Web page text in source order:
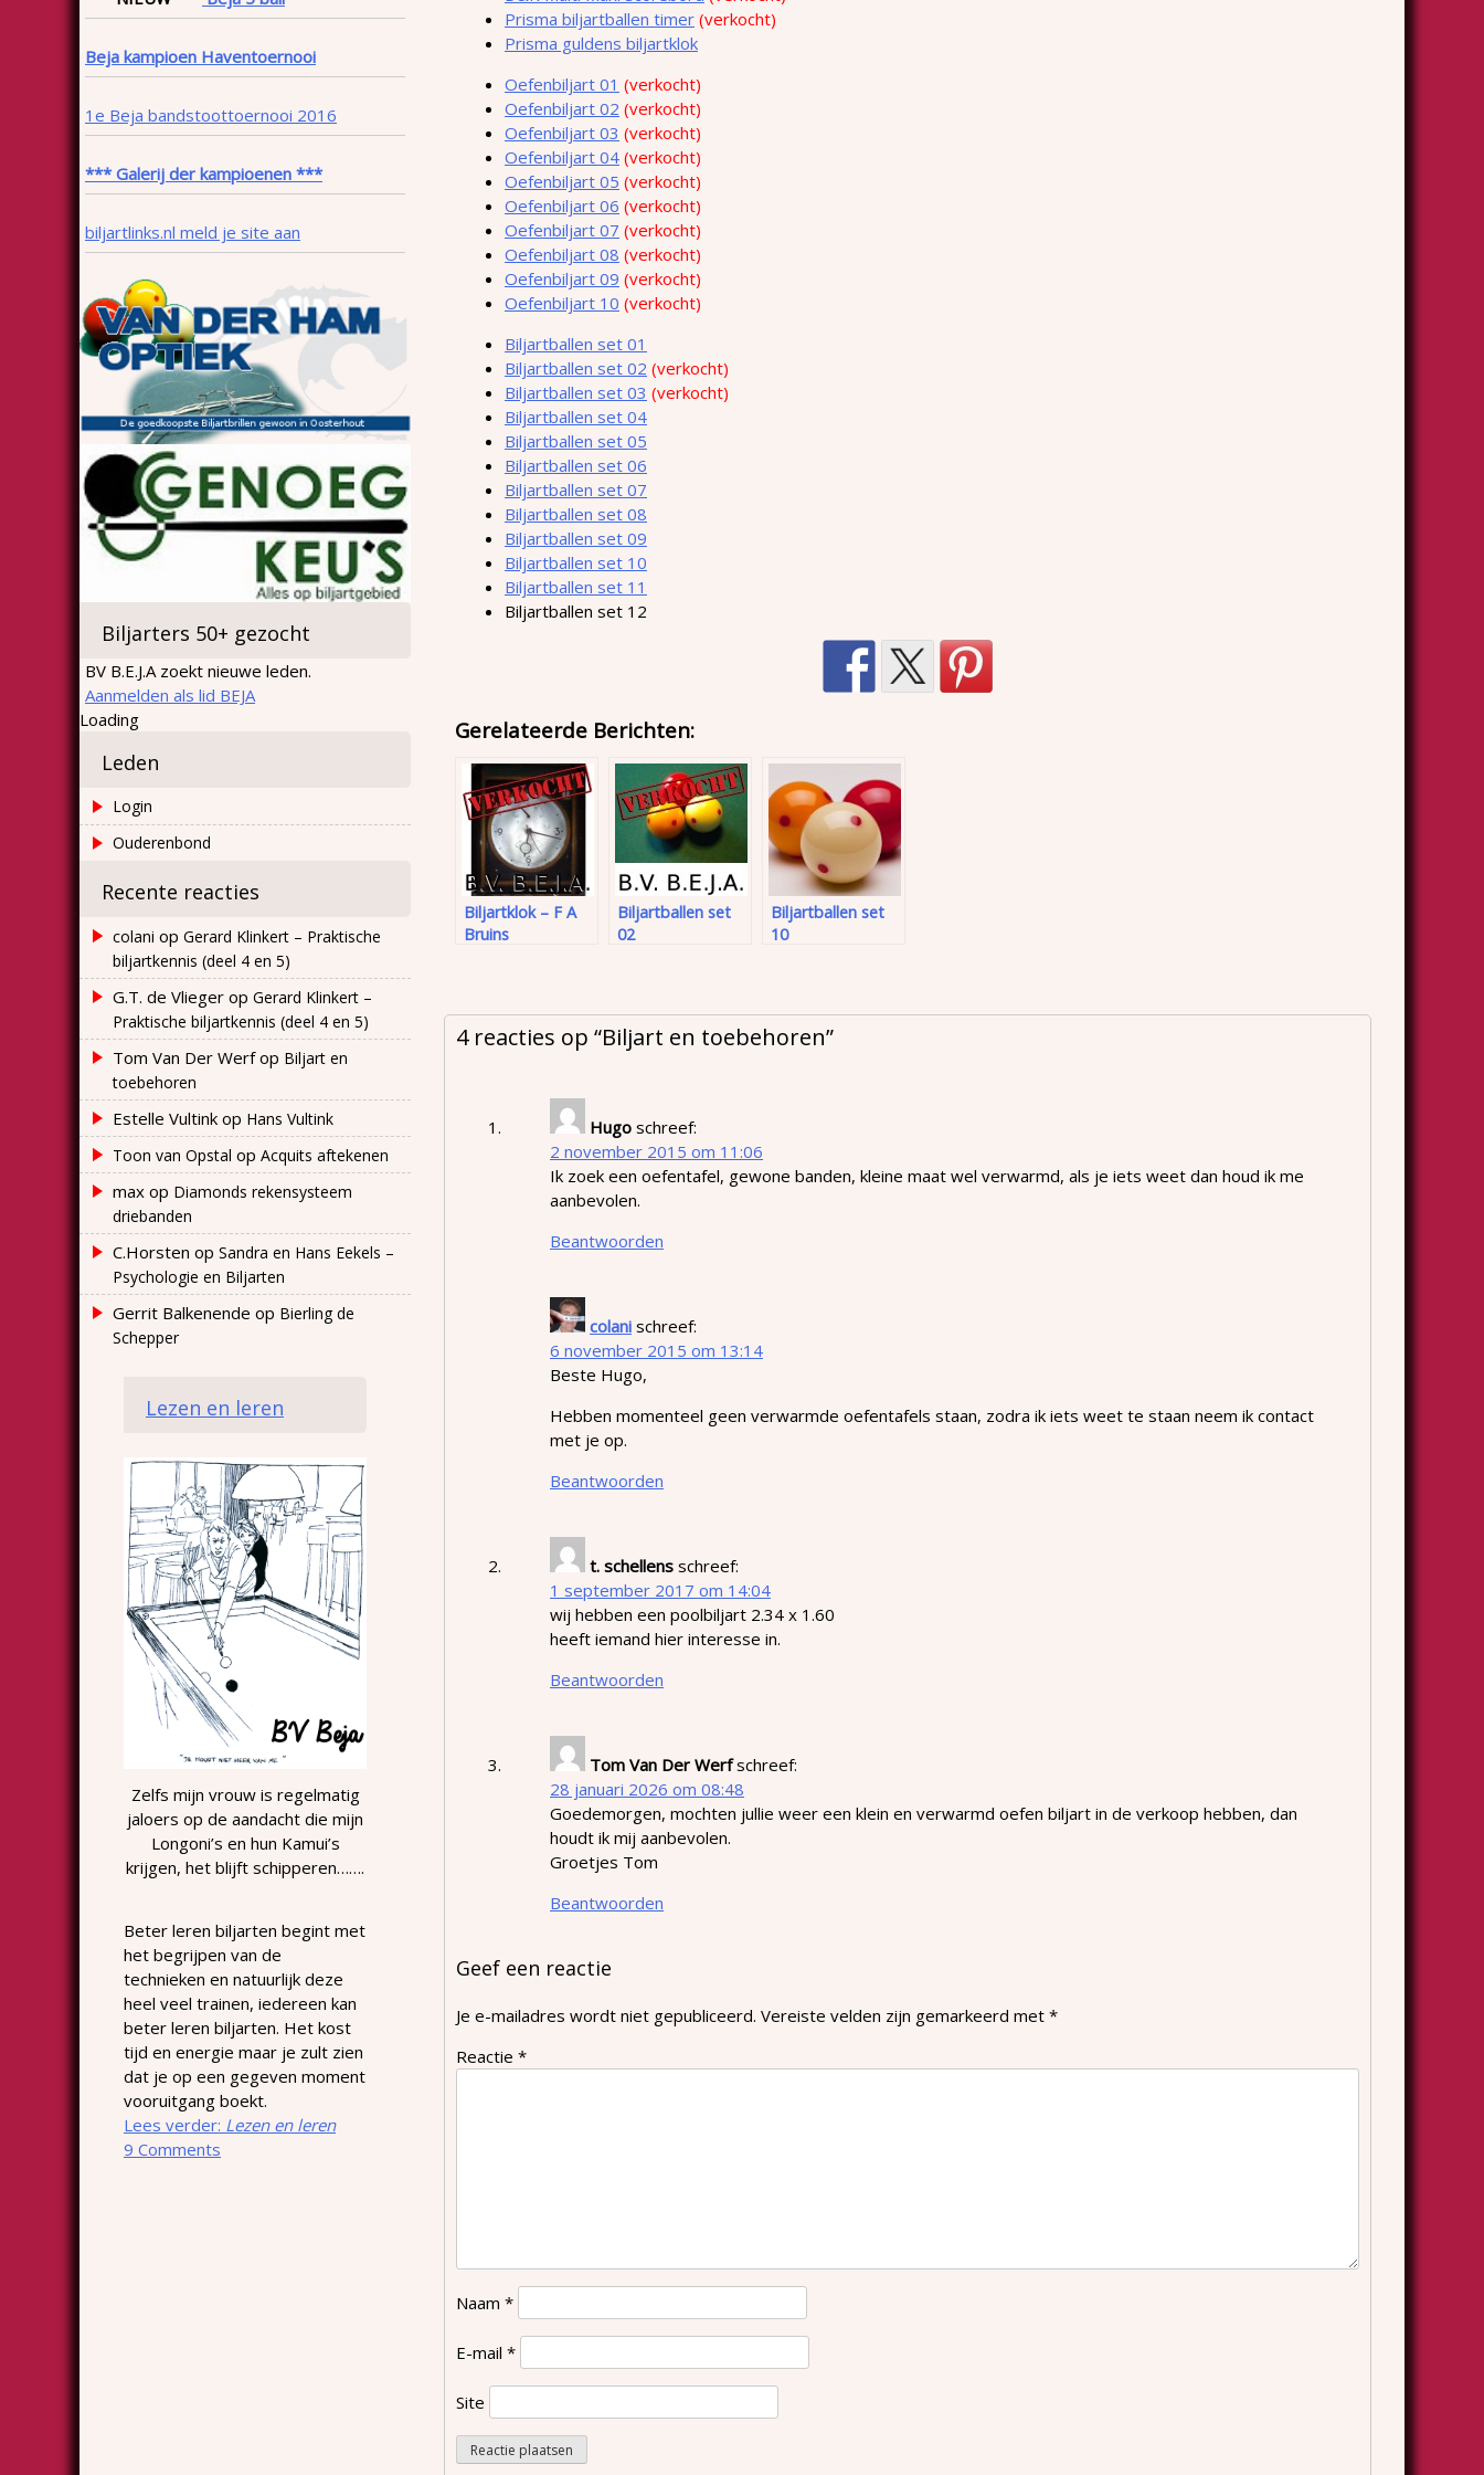
Prisma biljartballen timer (verkocht)
Prisma guldens biljartklok
Oefenbiljart 01 (verkocht)
Oefenbiljart 02 (verkocht)
Oefenbiljart 03 (verkocht)
Oefenbiljart 04 (verkocht)
Oefenbiljart 05 (verkocht)
Oefenbiljart 06 (verkocht)
Oefenbiljart 07 (verkocht)
Oefenbiljart 08 (verkocht)
Oefenbiljart 09 (verkocht)
Oefenbiljart 10 (verkocht)
Biljartballen set 01
Biljartballen set 02 (verkocht)
Biljartballen set 03 (verkocht)
Biljartballen set 04
Biljartballen set 05
Biljartballen set 06
Biljartballen set 07
Biljartballen set 08
Biljartballen set 09
Biljartballen set 10
Biljartballen set 11
Biljartballen set 12
Gerelateerde Berichten:
Biljartklok – F A
Bruins
Biljartballen set
02
Biljartballen set
10
4 reacties op “Biljart en toebehoren”
Hugo schreef:
2 november 2015 om 11:06
Ik zoek een oefentafel, gewone banden, kleine maat wel verwarmd, als je iets weet dan houd ik me
aanbevolen.
Beantwoorden
colani schreef:
6 november 2015 om 13:14
Beste Hugo,
Hebben momenteel geen verwarmde oefentafels staan, zodra ik iets weet te staan neem ik contact
met je op.
Beantwoorden
t. schellens schreef:
1 september 2017 om 14:04
wij hebben een poolbiljart 2.34 x 1.60
heeft iemand hier interesse in.
Beantwoorden
Tom Van Der Werf schreef:
28 januari 2026 om 08:48
Goedemorgen, mochten jullie weer een klein en verwarmd oefen biljart in de verkoop hebben, dan
houdt ik mij aanbevolen.
Groetjes Tom
Beantwoorden
Geef een reactie
Je e-mailadres wordt niet gepubliceerd. Vereiste velden zijn gemarkeerd met *
Reactie *
Naam *
E-mail *
Site
Beja kampioen Haventoernooi
1e Beja bandstoottoernooi 2016
*** Galerij der kampioenen ***
biljartlinks.nl meld je site aan
Biljarters 50+ gezocht
BV B.E.J.A zoekt nieuwe leden.
Aanmelden als lid BEJA
Loading
Leden
Login
Ouderenbond
Recente reacties
colani op Gerard Klinkert – Praktische
biljartkennis (deel 4 en 5)
G.T. de Vlieger op Gerard Klinkert –
Praktische biljartkennis (deel 4 en 5)
Tom Van Der Werfop Biljart en
toebehoren
Estelle Vultink op Hans Vultink
Toon van Opstal op Acquits aftekenen
max op Diamonds rekensysteem
driebanden
C.Horsten op Sandra en Hans Eekels –
Psychologie en Biljarten
Gerrit Balkenende op Bierling de
Schepper
Lezen en leren
Zelfs mijn vrouw is regelmatig
jaloers op de aandacht die mijn
Longoni’s en hun Kamui’s
krijgen, het blijft schipperen…….
Beter leren biljarten begint met
het begrijpen van de
technieken en natuurlijk deze
heel veel trainen, iedereen kan
beter leren biljarten. Het kost
tijd en energie maar je zult zien
dat je op een gegeven moment
vooruitgang boekt.
Lees verder: Lezen en leren
9 Comments